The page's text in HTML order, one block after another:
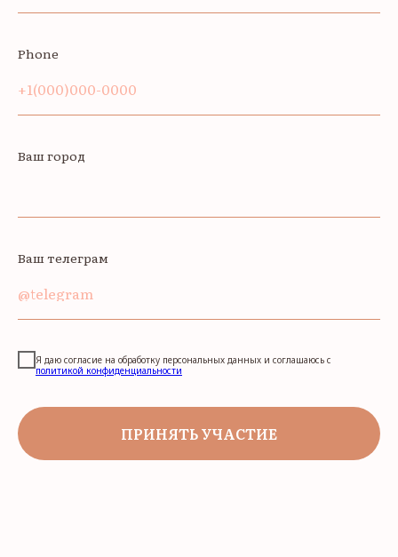
Phone
+1(000)000-0000
Ваш город
Ваш телеграм
@telegram
Я даю согласие на обработку персональных данных и соглашаюсь c
политикой конфиденциальности
ПРИНЯТЬ УЧАСТИЕ